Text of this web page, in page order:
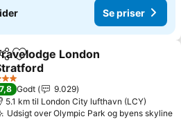
Se priser
Føj til favoritter
London
7,8 Godt
9.029
5.1 km til London City lufthavn (LCY)
Udsigt over Olympic Park og byens skyline